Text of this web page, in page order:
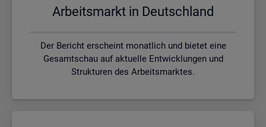
Ar­beits­markt in Deutsch­land
Der Bericht erscheint monatlich und bietet eine
Gesamtschau auf aktuelle Entwicklungen und
Strukturen des Arbeitsmarktes.